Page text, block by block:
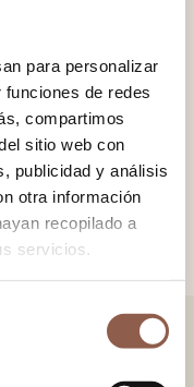
para personalizar
de redes
compartimos
sitio web con
publicidad y análisis
otra información
recopilado a
servicios.
algodón